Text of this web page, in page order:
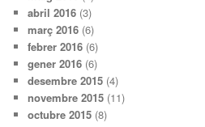
abril 2016 (3)
març 2016 (6)
febrer 2016 (6)
gener 2016 (6)
desembre 2015 (4)
novembre 2015 (11)
octubre 2015 (8)